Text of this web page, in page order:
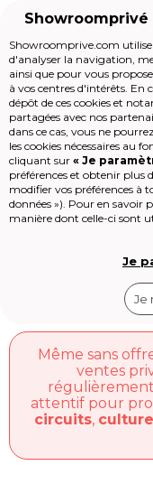
Accueil
Les jours de la
Mode
Voyages
Enfant
Beauté
Sport
Shop-it
Voyages Vente privée
Vente
Séjours
des
sans
Même sans
ventes
attentif pour
circuits,
Showroomprive.com utilise
d'analyser la navigation,
ainsi que pour vous
à vos centres d'intérêts. En
dépôt de ces cookies et
partagées avec nos
dans ce cas, vous ne
les cookies nécessaires au
cliquant sur « Je
préférences et obtenir plus
modifier vos préférences à
données »). Pour en savoir
manière dont celle-ci sont
Je
Je